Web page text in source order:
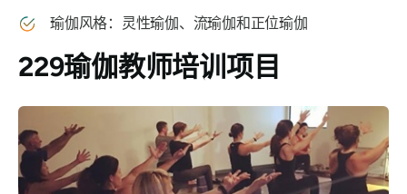
瑜伽风格：灵性瑜伽、流瑜伽和正位瑜伽
229瑜伽教师培训项目